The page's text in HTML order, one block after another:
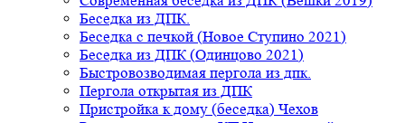
Беседка из ДПК.
Беседка с печкой (Новое Ступино 2021)
Беседка из ДПК (Одинцово 2021)
Быстровозводимая пергола из дпк.
Пергола открытая из ДПК
Пристройка к дому (беседка) Чехов